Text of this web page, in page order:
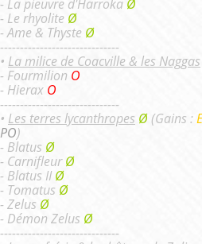
- La pieuvre d'Harroka Ø
- Le rhyolite Ø
- Ame & Thyste Ø
------------------------------
• La milice de Coacville & les Naggas
- Fourmilion O
- Hierax O
------------------------------
• Les terres lycanthropes Ø (Gains :
PO)
- Blatus Ø
- Carnifleur Ø
- Blatus II Ø
- Tomatus Ø
- Zelus Ø
- Démon Zelus Ø
------------------------------